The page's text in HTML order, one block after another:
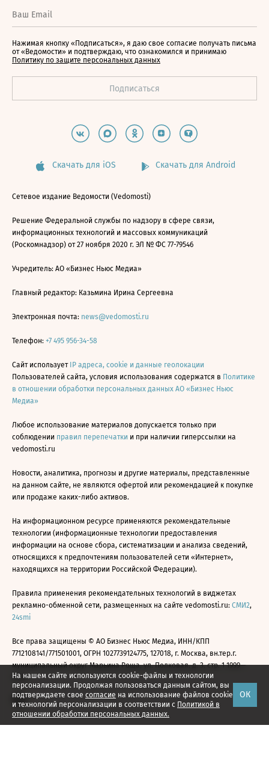
На нашем сайте используются cookie-файлы и технологии
персонализации. Продолжая пользоваться данным сайтом, вы
подтверждаете свое согласие на использование файлов cookie
и технологий персонализации в соответствии с Политикой в
отношении обработки персональных данных.
ОК
Нажимая кнопку «Подписаться», я даю свое согласие получать письма
от «Ведомости» и подтверждаю, что ознакомился и принимаю
Политику по защите персональных данных
Скачать для iOS Скачать для Android
Сетевое издание Ведомости (Vedomosti)
Решение Федеральной службы по надзору в сфере связи,
информационных технологий и массовых коммуникаций
(Роскомнадзор) от 27 ноября 2020 г. ЭЛ № ФС 77-79546
Учредитель: АО «Бизнес Ньюс Медиа»
Главный редактор: Казьмина Ирина Сергеевна
Электронная почта: news@vedomosti.ru
Телефон: +7 495 956-34-58
Сайт использует IP адреса, cookie и данные геолокации
Пользователей сайта, условия использования содержатся в Политике
в отношении обработки персональных данных АО «Бизнес Ньюс
Медиа»
Любое использование материалов допускается только при
соблюдении правил перепечатки и при наличии гиперссылки на
vedomosti.ru
Новости, аналитика, прогнозы и другие материалы, представленные
на данном сайте, не являются офертой или рекомендацией к покупке
или продаже каких-либо активов.
На информационном ресурсе применяются рекомендательные
технологии (информационные технологии предоставления
информации на основе сбора, систематизации и анализа сведений,
относящихся к предпочтениям пользователей сети «Интернет»,
находящихся на территории Российской Федерации).
Правила применения рекомендательных технологий в виджетах
рекламно-обменной сети, размещенных на сайте vedomosti.ru: СМИ2,
24smi
Все права защищены © АО Бизнес Ньюс Медиа, ИНН/КПП
7712108141/771501001, ОГРН 1027739124775, 127018, г. Москва, вн.тер.г.
муниципальный округ Марьина Роща, ул. Полковая, д. 3, стр. 1 1999—
2026